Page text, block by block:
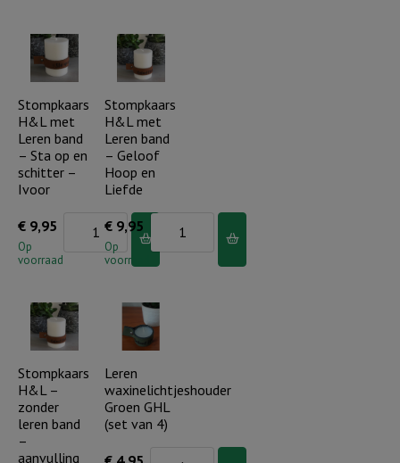
band
-
bent
kostbaar
-
aantal
Stompkaars
H&L met
Leren band
– Sta op en
schitter –
Ivoor
€ 9,95
Op
voorraad
Stompkaars
band
-
Sta
Stompkaars
H&L met
Leren band
– Geloof
Hoop en
Liefde
€ 9,95
Op
voorraad
H&L
met
band
-
Hoop
en
Stompkaars
H&L –
zonder
leren band
–
aanvulling
Leren
waxinelichtjeshouder
Groen GHL
(set van 4)